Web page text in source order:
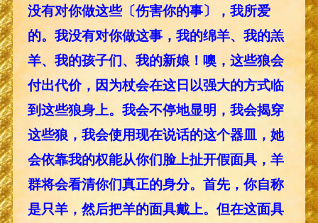
没有对你做这些〔伤害你的事〕，我所爱
的。我没有对你做这事，我的绵羊、我的羔
羊、我的孩子们、我的新娘！噢，这些狼会
付出代价，因为杖会在这日以强大的方式临
到这些狼身上。我会不停地显明，我会揭穿
这些狼，我会使用现在说话的这个器皿，她
会依靠我的权能从你们脸上扯开假面具，羊
群将会看清你们真正的身分。首先，你自称
是只羊，然后把羊的面具戴上。但在这面具